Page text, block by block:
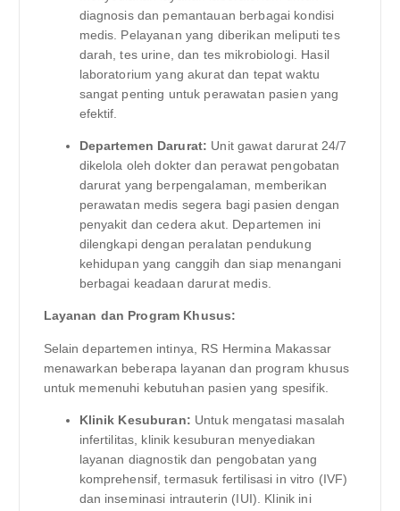
diagnosis dan pemantauan berbagai kondisi
medis. Pelayanan yang diberikan meliputi tes
darah, tes urine, dan tes mikrobiologi. Hasil
laboratorium yang akurat dan tepat waktu
sangat penting untuk perawatan pasien yang
efektif.
Departemen Darurat: Unit gawat darurat 24/7
dikelola oleh dokter dan perawat pengobatan
darurat yang berpengalaman, memberikan
perawatan medis segera bagi pasien dengan
penyakit dan cedera akut. Departemen ini
dilengkapi dengan peralatan pendukung
kehidupan yang canggih dan siap menangani
berbagai keadaan darurat medis.
Layanan dan Program Khusus:
Selain departemen intinya, RS Hermina Makassar
menawarkan beberapa layanan dan program khusus
untuk memenuhi kebutuhan pasien yang spesifik.
Klinik Kesuburan: Untuk mengatasi masalah
infertilitas, klinik kesuburan menyediakan
layanan diagnostik dan pengobatan yang
komprehensif, termasuk fertilisasi in vitro (IVF)
dan inseminasi intrauterin (IUI). Klinik ini